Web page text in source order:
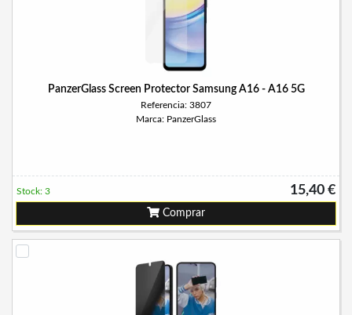
PanzerGlass Screen Protector Samsung A16 - A16 5G
Referencia: 3807
Marca: PanzerGlass
15,40 €
Stock: 3
Comprar